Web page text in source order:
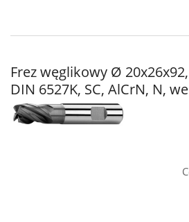
Frez węglikowy Ø 20x26x92,
DIN 6527K, SC, AlCrN, N,